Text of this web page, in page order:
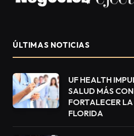
ÚLTIMAS NOTICIAS
UF HEALTH
SALUD MÁS
FORTALECER
FLORIDA